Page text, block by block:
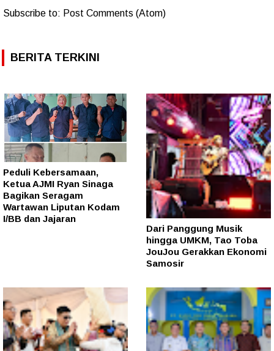
Subscribe to: Post Comments (Atom)
BERITA TERKINI
Peduli Kebersamaan,
Ketua AJMI Ryan Sinaga
Bagikan Seragam
Wartawan Liputan Kodam
I/BB dan Jajaran
Dari Panggung Musik
hingga UMKM, Tao Toba
JouJou Gerakkan Ekonomi
Samosir